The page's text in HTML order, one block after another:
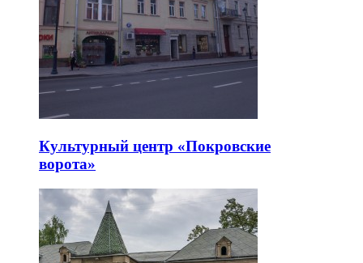
Культурный центр «Покровские
ворота»